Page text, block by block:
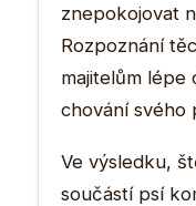
znepokojovat
Rozpoznání
majitelům lépe
chování svého
Ve výsledku,
součástí psí